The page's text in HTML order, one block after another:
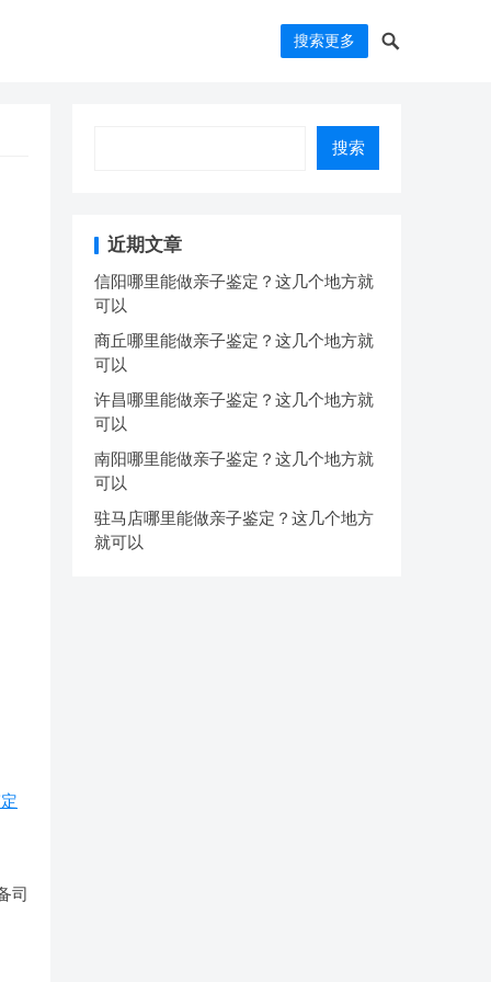
搜索更多
司
搜索
近期文章
信阳哪里能做亲子鉴定？这几个地方就
可以
商丘哪里能做亲子鉴定？这几个地方就
可以
许昌哪里能做亲子鉴定？这几个地方就
可以
南阳哪里能做亲子鉴定？这几个地方就
可以
驻马店哪里能做亲子鉴定？这几个地方
就可以